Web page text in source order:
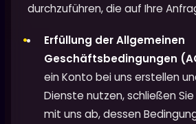
durchzuführen, die auf Ihre
Erfüllung der Allgemeinen
Geschäftsbedingungen
ein Konto bei uns erstellen
Dienste nutzen, schließen
mit uns ab, dessen